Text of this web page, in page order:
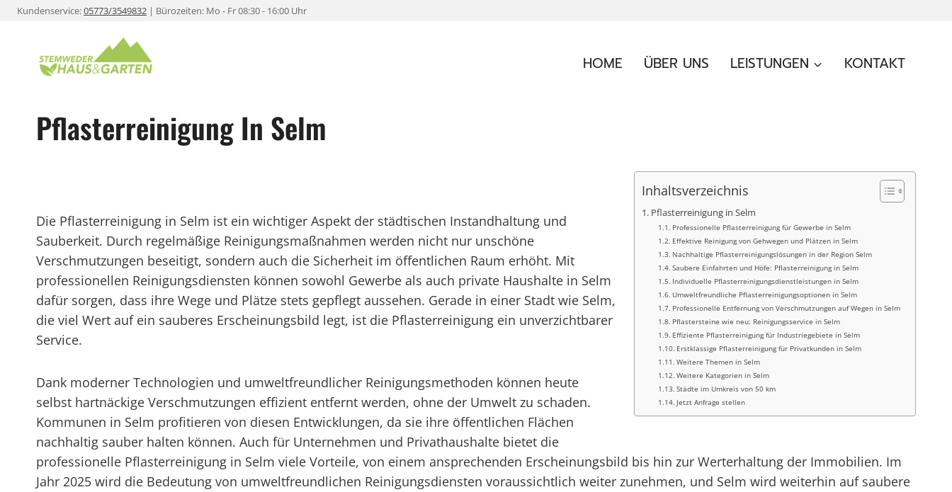
ZumKundenservice:05773/3549832 | Bürozeiten: Mo - Fr 08:30 - 16:00 Uhr
HOME ÜBER UNS LEISTUNGEN KONTAKT
Pflasterreinigung In Selm
Inhaltsverzeichnis
Pflasterreinigung in Selm
Professionelle Pflasterreinigung für Gewerbe in Selm
Effektive Reinigung von Gehwegen und Plätzen in Selm
Nachhaltige Pflasterreinigungslösungen in der Region Selm
Saubere Einfahrten und Höfe: Pflasterreinigung in Selm
Individuelle Pflasterreinigungsdienstleistungen in Selm
Umweltfreundliche Pflasterreinigungsoptionen in Selm
Professionelle Entfernung von Verschmutzungen auf Wegen in Selm
Pflastersteine wie neu: Reinigungsservice in Selm
Effiziente Pflasterreinigung für Industriegebiete in Selm
Erstklassige Pflasterreinigung für Privatkunden in Selm
Weitere Themen in Selm
Weitere Kategorien in Selm
Städte im Umkreis von 50 km
Jetzt Anfrage stellen
Die Pflasterreinigung in Selm ist ein wichtiger Aspekt der städtischen Instandhaltung und
Sauberkeit. Durch regelmäßige Reinigungsmaßnahmen werden nicht nur unschöne
Verschmutzungen beseitigt, sondern auch die Sicherheit im öffentlichen Raum erhöht. Mit
professionellen Reinigungsdiensten können sowohl Gewerbe als auch private Haushalte in Selm
dafür sorgen, dass ihre Wege und Plätze stets gepflegt aussehen. Gerade in einer Stadt wie Selm,
die viel Wert auf ein sauberes Erscheinungsbild legt, ist die Pflasterreinigung ein unverzichtbarer
Service.
Dank moderner Technologien und umweltfreundlicher Reinigungsmethoden können heute
selbst hartnäckige Verschmutzungen effizient entfernt werden, ohne der Umwelt zu schaden.
Kommunen in Selm profitieren von diesen Entwicklungen, da sie ihre öffentlichen Flächen
nachhaltig sauber halten können. Auch für Unternehmen und Privathaushalte bietet die
professionelle Pflasterreinigung in Selm viele Vorteile, von einem ansprechenden Erscheinungsbild bis hin zur Werterhaltung der Immobilien. Im
Jahr 2025 wird die Bedeutung von umweltfreundlichen Reinigungsdiensten voraussichtlich weiter zunehmen, und Selm wird weiterhin auf saubere